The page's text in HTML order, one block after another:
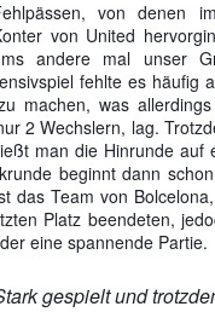
von denen
von United
andere mal unser
fehlte es häufig
machen, was
2 Wechslern, lag.
man die Hinrunde auf
beginnt dann
das Team von
Platz beendeten,
eine spannende Partie.
gespielt und